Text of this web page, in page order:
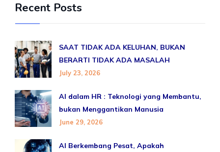
Recent Posts
SAAT TIDAK ADA KELUHAN, BUKAN
BERARTI TIDAK ADA MASALAH
July 23, 2026
AI dalam HR : Teknologi yang Membantu,
bukan Menggantikan Manusia
June 29, 2026
AI Berkembang Pesat, Apakah